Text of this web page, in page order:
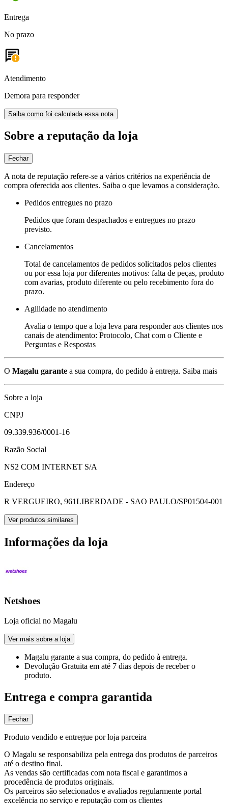
Entrega
No prazo
Atendimento
Demora para responder
Saiba como foi calculada essa nota
Sobre a reputação da loja
Fechar
A nota de reputação refere-se a vários critérios na experiência de
compra oferecida aos clientes. Saiba o que levamos a consideração.
Pedidos entregues no prazo
Pedidos que foram despachados e entregues no prazo
previsto.
Cancelamentos
Total de cancelamentos de pedidos solicitados pelos clientes
ou por essa loja por diferentes motivos: falta de peças, produto
com avarias, produto diferente ou pelo recebimento fora do
prazo.
Agilidade no atendimento
Avalia o tempo que a loja leva para responder aos clientes nos
canais de atendimento: Protocolo, Chat com o Cliente e
Perguntas e Respostas
O Magalu garante a sua compra, do pedido à entrega. Saiba mais
Sobre a loja
CNPJ
09.339.936/0001-16
Razão Social
NS2 COM INTERNET S/A
Endereço
R VERGUEIRO, 961LIBERDADE - SAO PAULO/SP01504-001
Ver produtos similares
Informações da loja
Netshoes
Loja oficial no Magalu
Ver mais sobre a loja
Magalu garante a sua compra, do pedido à entrega.
Devolução Gratuita em até 7 dias depois de receber o
produto.
Entrega e compra garantida
Fechar
Produto vendido e entregue por loja parceira
O Magalu se responsabiliza pela entrega dos produtos de parceiros
até o destino final.
As vendas são certificadas com nota fiscal e garantimos a
procedência de produtos originais.
Os parceiros são selecionados e avaliados regularmente portal
excelência no serviço e reputação com os clientes